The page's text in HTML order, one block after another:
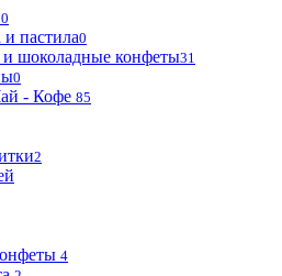
пастила0
шоколадные конфеты31
0
- Кофе 85
2
4